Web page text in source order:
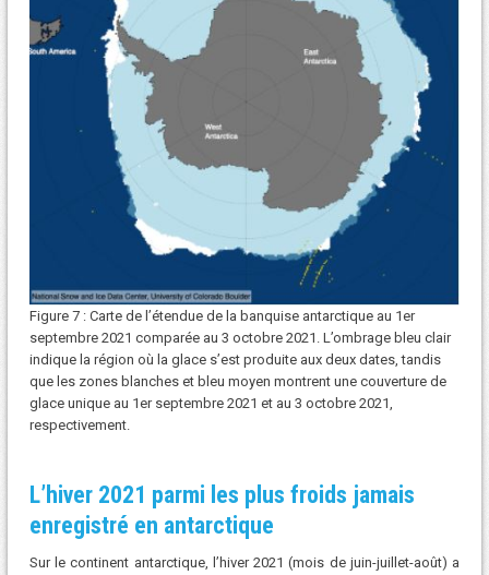
Figure 7 : Carte de l’étendue de la banquise antarctique au 1er
septembre 2021 comparée au 3 octobre 2021. L’ombrage bleu clair
indique la région où la glace s’est produite aux deux dates, tandis
que les zones blanches et bleu moyen montrent une couverture de
glace unique au 1er septembre 2021 et au 3 octobre 2021,
respectivement.
L’hiver 2021 parmi les plus froids jamais
enregistré en antarctique
Sur le continent antarctique, l’hiver 2021 (mois de juin-juillet-août) a